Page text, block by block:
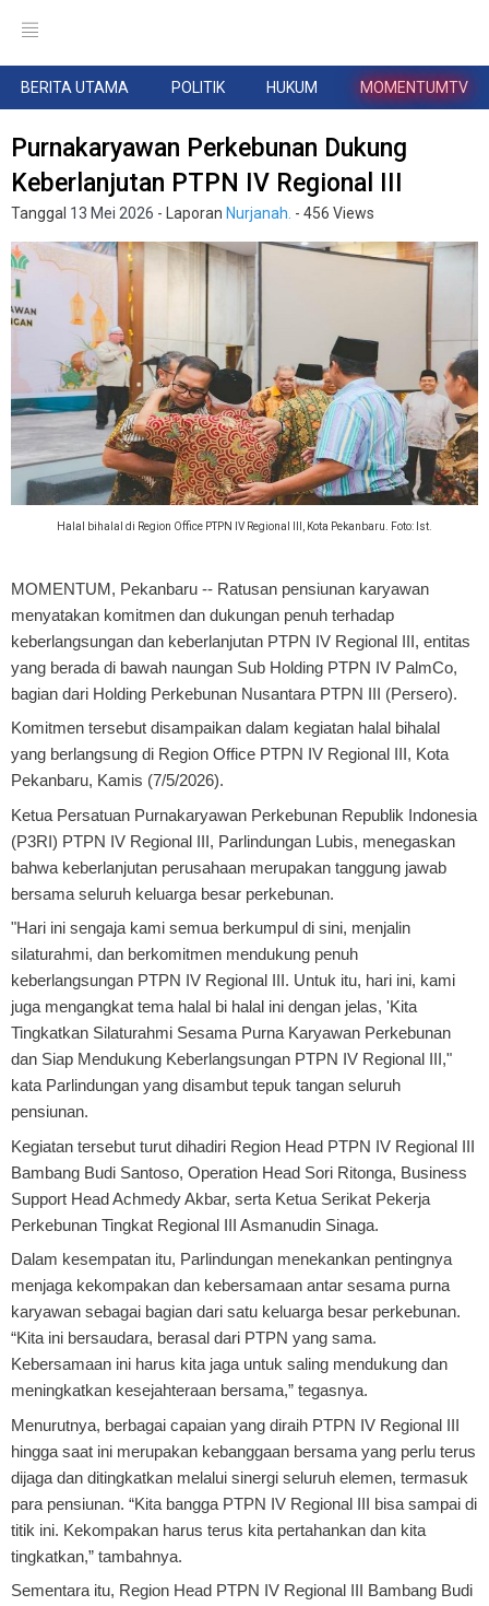
BERITA UTAMA POLITIK HUKUM MOMENTUMTV
Purnakaryawan Perkebunan Dukung
Keberlanjutan PTPN IV Regional III
Tanggal 13 Mei 2026 - Laporan Nurjanah. - 456 Views
Halal bihalal di Region Office PTPN IV Regional III, Kota Pekanbaru. Foto: Ist.
MOMENTUM, Pekanbaru -- Ratusan pensiunan karyawan
menyatakan komitmen dan dukungan penuh terhadap
keberlangsungan dan keberlanjutan PTPN IV Regional III, entitas
yang berada di bawah naungan Sub Holding PTPN IV PalmCo,
bagian dari Holding Perkebunan Nusantara PTPN III (Persero).
Komitmen tersebut disampaikan dalam kegiatan halal bihalal
yang berlangsung di Region Office PTPN IV Regional III, Kota
Pekanbaru, Kamis (7/5/2026).
Ketua Persatuan Purnakaryawan Perkebunan Republik Indonesia
(P3RI) PTPN IV Regional III, Parlindungan Lubis, menegaskan
bahwa keberlanjutan perusahaan merupakan tanggung jawab
bersama seluruh keluarga besar perkebunan.
"Hari ini sengaja kami semua berkumpul di sini, menjalin
silaturahmi, dan berkomitmen mendukung penuh
keberlangsungan PTPN IV Regional III. Untuk itu, hari ini, kami
juga mengangkat tema halal bi halal ini dengan jelas, 'Kita
Tingkatkan Silaturahmi Sesama Purna Karyawan Perkebunan
dan Siap Mendukung Keberlangsungan PTPN IV Regional III,"
kata Parlindungan yang disambut tepuk tangan seluruh
pensiunan.
Kegiatan tersebut turut dihadiri Region Head PTPN IV Regional III
Bambang Budi Santoso, Operation Head Sori Ritonga, Business
Support Head Achmedy Akbar, serta Ketua Serikat Pekerja
Perkebunan Tingkat Regional III Asmanudin Sinaga.
Dalam kesempatan itu, Parlindungan menekankan pentingnya
menjaga kekompakan dan kebersamaan antar sesama purna
karyawan sebagai bagian dari satu keluarga besar perkebunan.
“Kita ini bersaudara, berasal dari PTPN yang sama.
Kebersamaan ini harus kita jaga untuk saling mendukung dan
meningkatkan kesejahteraan bersama,” tegasnya.
Menurutnya, berbagai capaian yang diraih PTPN IV Regional III
hingga saat ini merupakan kebanggaan bersama yang perlu terus
dijaga dan ditingkatkan melalui sinergi seluruh elemen, termasuk
para pensiunan. “Kita bangga PTPN IV Regional III bisa sampai di
titik ini. Kekompakan harus terus kita pertahankan dan kita
tingkatkan,” tambahnya.
Sementara itu, Region Head PTPN IV Regional III Bambang Budi